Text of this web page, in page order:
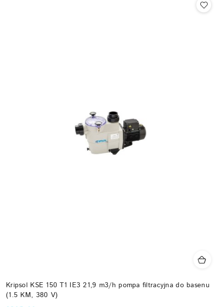
Kripsol KSE 150 T1 IE3 21,9 m3/h pompa filtracyjna do basenu
(1.5 KM, 380 V)